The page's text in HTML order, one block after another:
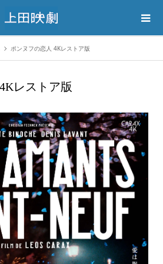
ポンヌフの恋人 4Kレストア版
レストア版